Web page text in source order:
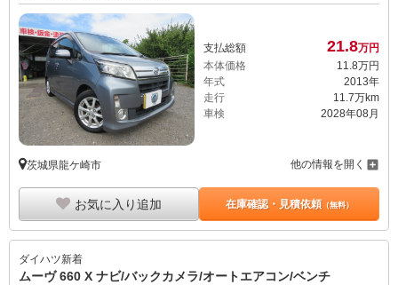
支払総額 21.8万円
本体価格
11.8万円
年式
2013年
走行
11.7万km
車検
2028年08月
茨城県龍ケ崎市 他の情報を開く
お気に入り追加 在庫確認・見積依頼（無料）
ダイハツ新着
ムーヴ 660 X ナビ/バックカメラ/オートエアコン/ベンチ